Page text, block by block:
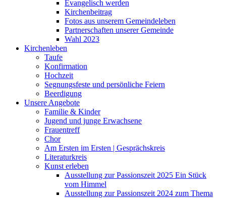
Evangelisch werden
Kirchenbeitrag
Fotos aus unserem Gemeindeleben
Partnerschaften unserer Gemeinde
Wahl 2023
Kirchenleben
Taufe
Konfirmation
Hochzeit
Segnungsfeste und persönliche Feiern
Beerdigung
Unsere Angebote
Familie & Kinder
Jugend und junge Erwachsene
Frauentreff
Chor
Am Ersten im Ersten | Gesprächskreis
Literaturkreis
Kunst erleben
Ausstellung zur Passionszeit 2025 Ein Stück
vom Himmel
Ausstellung zur Passionszeit 2024 zum Thema